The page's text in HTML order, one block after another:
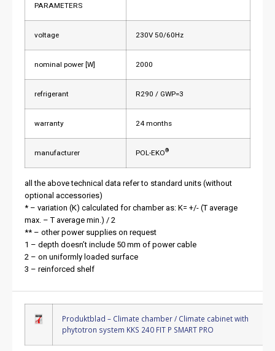
PARAMETERS
voltage 230V 50/60Hz
nominal power [W] 2000
refrigerant R290 / GWP=3
warranty 24 months
manufacturer POL-EKO®
all the above technical data refer to standard units (without
optional accessories)
* – variation (K) calculated for chamber as: K= +/- (T average
max. – T average min.) / 2
** – other power supplies on request
1 – depth doesn’t include 50 mm of power cable
2 – on uniformly loaded surface
3 – reinforced shelf
Produktblad – Climate chamber / Climate cabinet with
phytotron system KKS 240 FIT P SMART PRO